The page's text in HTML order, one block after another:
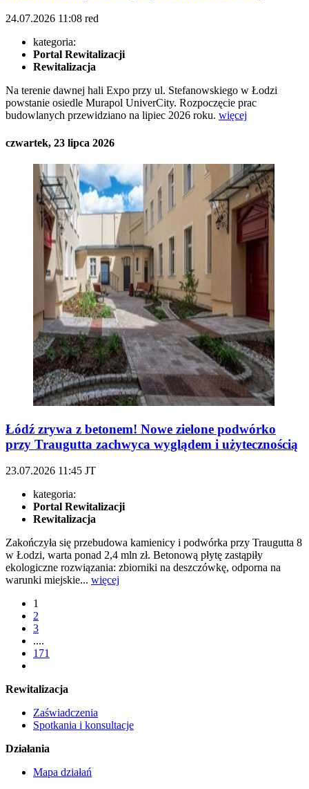
24.07.2026 11:08 red
kategoria:
Portal Rewitalizacji
Rewitalizacja
Na terenie dawnej hali Expo przy ul. Stefanowskiego w Łodzi
powstanie osiedle Murapol UniverCity. Rozpoczęcie prac
budowlanych przewidziano na lipiec 2026 roku. więcej
czwartek, 23 lipca 2026
Łódź zrywa z betonem! Nowe zielone podwórko
przy Traugutta zachwyca wyglądem i użytecznością
23.07.2026 11:45 JT
kategoria:
Portal Rewitalizacji
Rewitalizacja
Zakończyła się przebudowa kamienicy i podwórka przy Traugutta 8
w Łodzi, warta ponad 2,4 mln zł. Betonową płytę zastąpiły
ekologiczne rozwiązania: zbiorniki na deszczówkę, odporna na
warunki miejskie... więcej
1
2
3
....
171
Rewitalizacja
Zaświadczenia
Spotkania i konsultacje
Działania
Mapa działań